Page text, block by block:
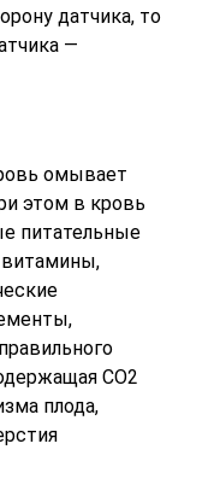
датчика, то
—
омывает
этом в кровь
питательные
CO2
плода,